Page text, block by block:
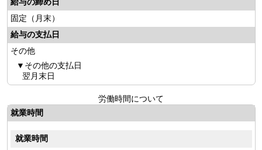
固定（月末）
給与の支払日
その他
その他の支払日
翌月末日
労働時間について
就業時間
就業時間